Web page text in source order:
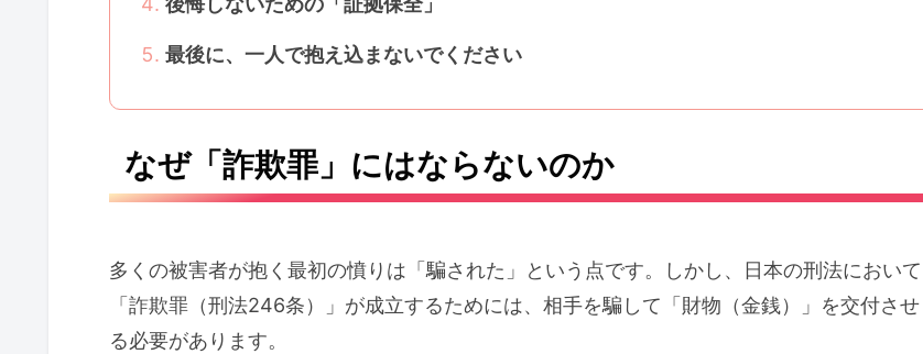
最後に、一人で抱え込まないでください
なぜ「詐欺罪」にはならないのか
多くの被害者が抱く最初の憤りは「騙された」という点です。しかし、日本の刑法において
「詐欺罪（刑法246条）」が成立するためには、相手を騙して「財物（金銭）」を交付させ
る必要があります。